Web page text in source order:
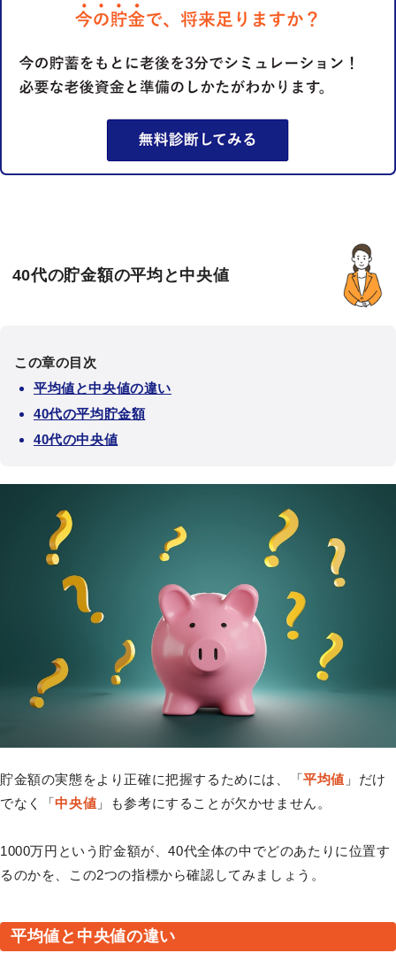
40代の貯金額の平均と中央値
この章の目次
平均値と中央値の違い
40代の平均貯金額
40代の中央値
貯金額の実態をより正確に把握するためには、「平均値 」だけ
でなく「中央値 」も参考にすることが欠かせません。
1000万円という貯金額が、40代全体の中でどのあたりに位置す
るのかを、この2つの指標から確認してみましょう。
平均値と中央値の違い